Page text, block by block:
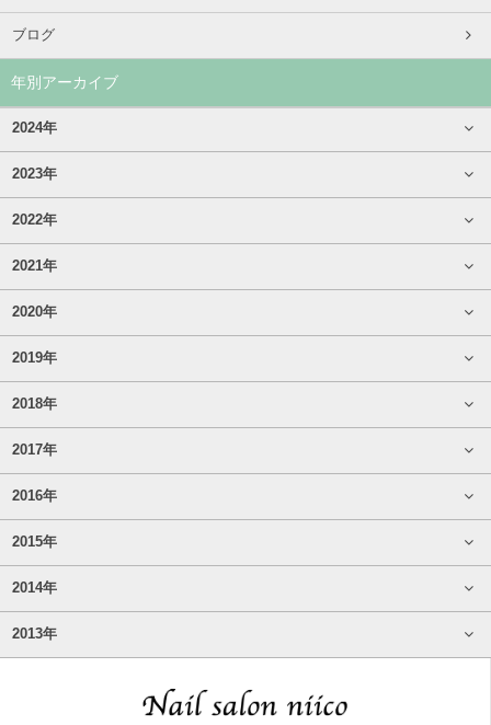
ブログ
年別アーカイブ
2024年
2023年
2022年
2021年
2020年
2019年
2018年
2017年
2016年
2015年
2014年
2013年